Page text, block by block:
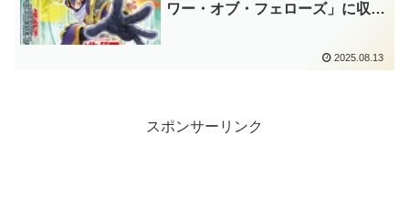
ワー・オブ・フェローズ」に収
ンクロ素材となる専用チューナー
2025.08.13
スポンサーリンク